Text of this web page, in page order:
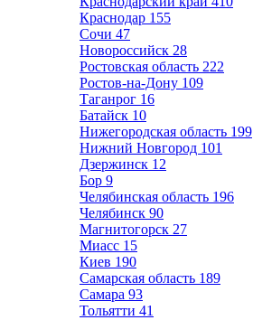
Краснодар 155
Сочи 47
Новороссийск 28
Ростовская область 222
Ростов-на-Дону 109
Таганрог 16
Батайск 10
Нижегородская область 199
Нижний Новгород 101
Дзержинск 12
Бор 9
Челябинская область 196
Челябинск 90
Магнитогорск 27
Миасс 15
Киев 190
Самарская область 189
Самара 93
Тольятти 41